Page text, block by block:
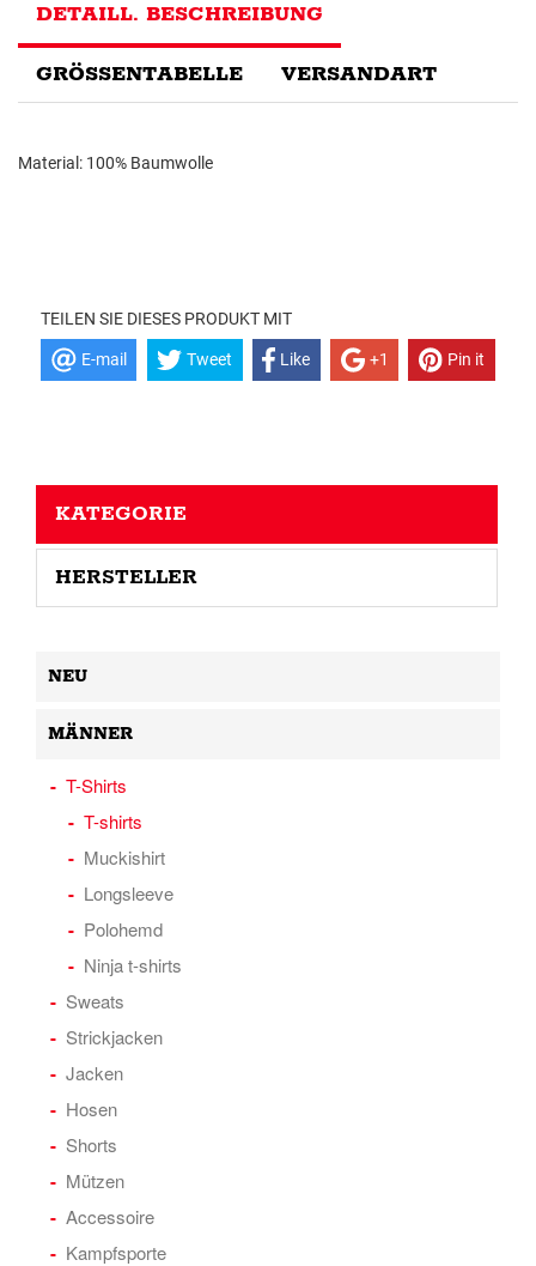
DETAILL. BESCHREIBUNG
GRÖSSENTABELLE VERSANDART
Material: 100% Baumwolle
TEILEN SIE DIESES PRODUKT MIT
E-mail Tweet Like +1 Pin it
KATEGORIE
HERSTELLER
NEU
MÄNNER
T-Shirts
T-shirts
Muckishirt
Longsleeve
Polohemd
Ninja t-shirts
Sweats
Strickjacken
Jacken
Hosen
Shorts
Mützen
Accessoire
Kampfsporte